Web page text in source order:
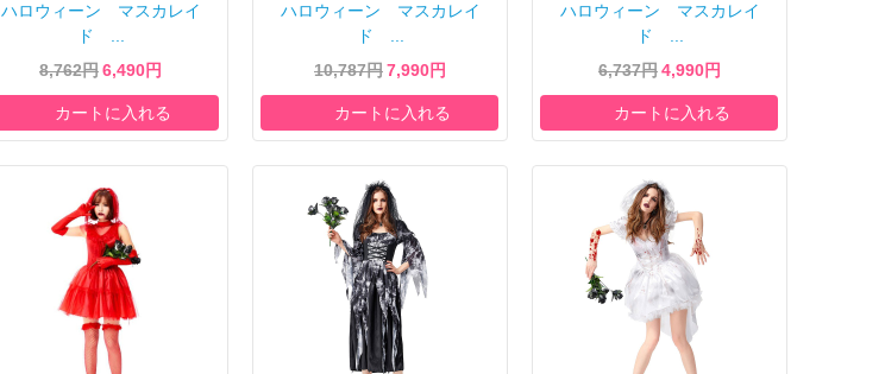
ハロウィーン マスカレイ
ド ...
8,762円6,490円
カートに入れる
ハロウィーン マスカレイ
ド ...
10,787円7,990円
カートに入れる
ハロウィーン マスカレイ
ド ...
6,737円4,990円
カートに入れる